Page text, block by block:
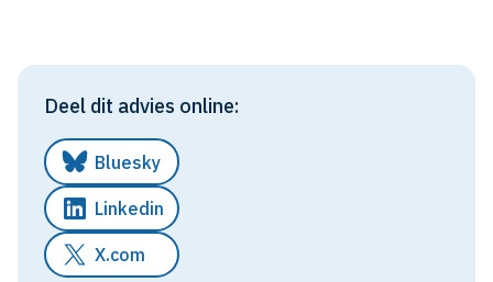
Deel dit advies online:
Bluesky
Linkedin
X.com